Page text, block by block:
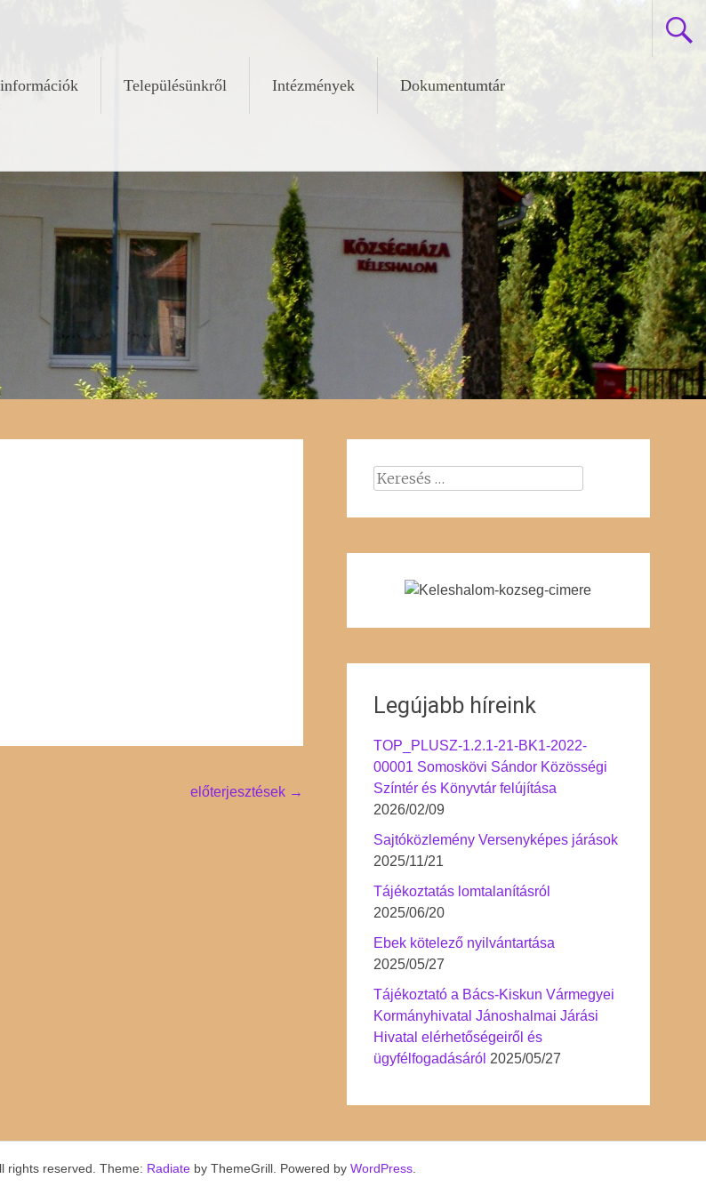
Településünkről Intézmények Dokumentumtár
előterjesztések →
Keresés:
Legújabb híreink
TOP_PLUSZ-1.2.1-21-BK1-2022-
00001 Somoskövi Sándor Közösségi
Színtér és Könyvtár felújítása
2026/02/09
Sajtóközlemény Versenyképes járások
2025/11/21
Tájékoztatás lomtalanításról
2025/06/20
Ebek kötelező nyilvántartása
2025/05/27
Tájékoztató a Bács-Kiskun Vármegyei
Kormányhivatal Jánoshalmai Járási
Hivatal elérhetőségeiről és
ügyfélfogadásáról 2025/05/27
rights reserved. Theme: Radiate by ThemeGrill. Powered by WordPress